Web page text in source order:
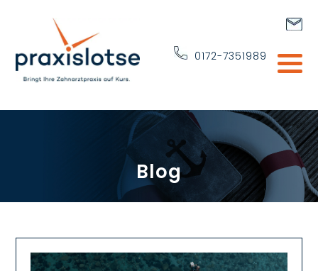
0172-7351989
Blog